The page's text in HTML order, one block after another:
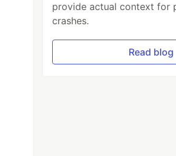
provide actual context for
crashes.
Read blog